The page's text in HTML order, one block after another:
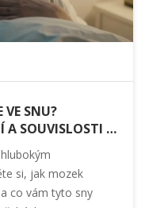
SNU?
A SOUVISLOSTI S
si, jak mozek
co vám tyto sny